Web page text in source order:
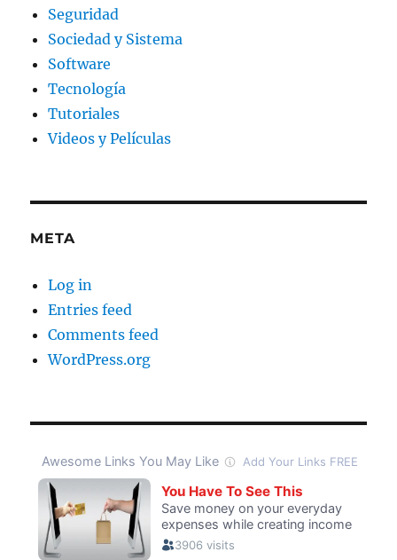
Seguridad
Sociedad y Sistema
Software
Tecnología
Tutoriales
Videos y Películas
META
Log in
Entries feed
Comments feed
WordPress.org